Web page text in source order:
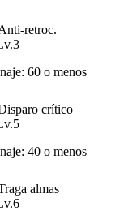
retroc.
60 o menos
crítico
40 o menos
almas